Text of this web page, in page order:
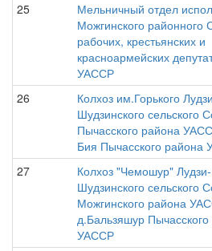
25
Мельничный отдел
Можгинского районного
рабочих, крестьянских и
красноармейских
УАССР
26
Колхоз им.Горького
Шудзинского сельского
Пычасского района
Бия Пычасского района
27
Колхоз "Чемошур" Лудзи-
Шудзинского сельского
Можгинского района
д.Бальзяшур
УАССР